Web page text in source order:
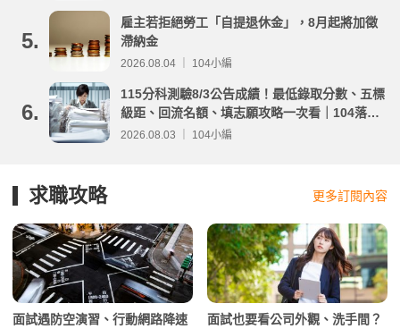
5.
雇主若拒絕勞工「自提退休金」，8月起將加徵
滯納金
2026.08.04 ｜ 104小編
6.
115分科測驗8/3公告成績！最低錄取分數、五標
級距、回流名額、填志願攻略一次看｜104落點
分析
2026.08.03 ｜ 104小編
求職攻略 更多訂閱內容
面試遇防空演習、行動網路降速
面試也要看公司外觀、洗手間？